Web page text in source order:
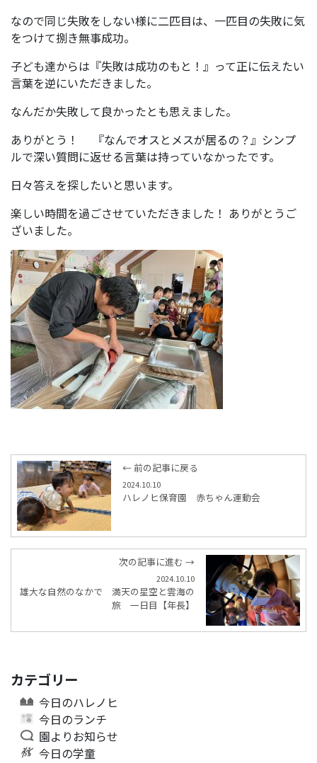
なので同じ失敗をしない様に二匹目は、一匹目の失敗に気
をつけて捌き無事成功。
子ども達からは『失敗は成功のもと！』って正に伝えたい
言葉を逆にいただきました。
なんだか失敗して良かったとも思えました。
ありがとう！ 『なんでオスとメスが居るの？』シンプ
ルで深い質問に返せる言葉は持っていなかったです。
日々答えを探したいと思います。
楽しい時間を過ごさせていただきました！ ありがとうご
ざいました。
← 前の記事に戻る
2024.10.10
ハレノヒ保育園 赤ちゃん運動会
次の記事に進む →
2024.10.10
雄大な自然のなかで 満天の星空と雲海の
旅 一日目【年長】
カテゴリー
今日のハレノヒ
今日のランチ
園よりお知らせ
今日の学童